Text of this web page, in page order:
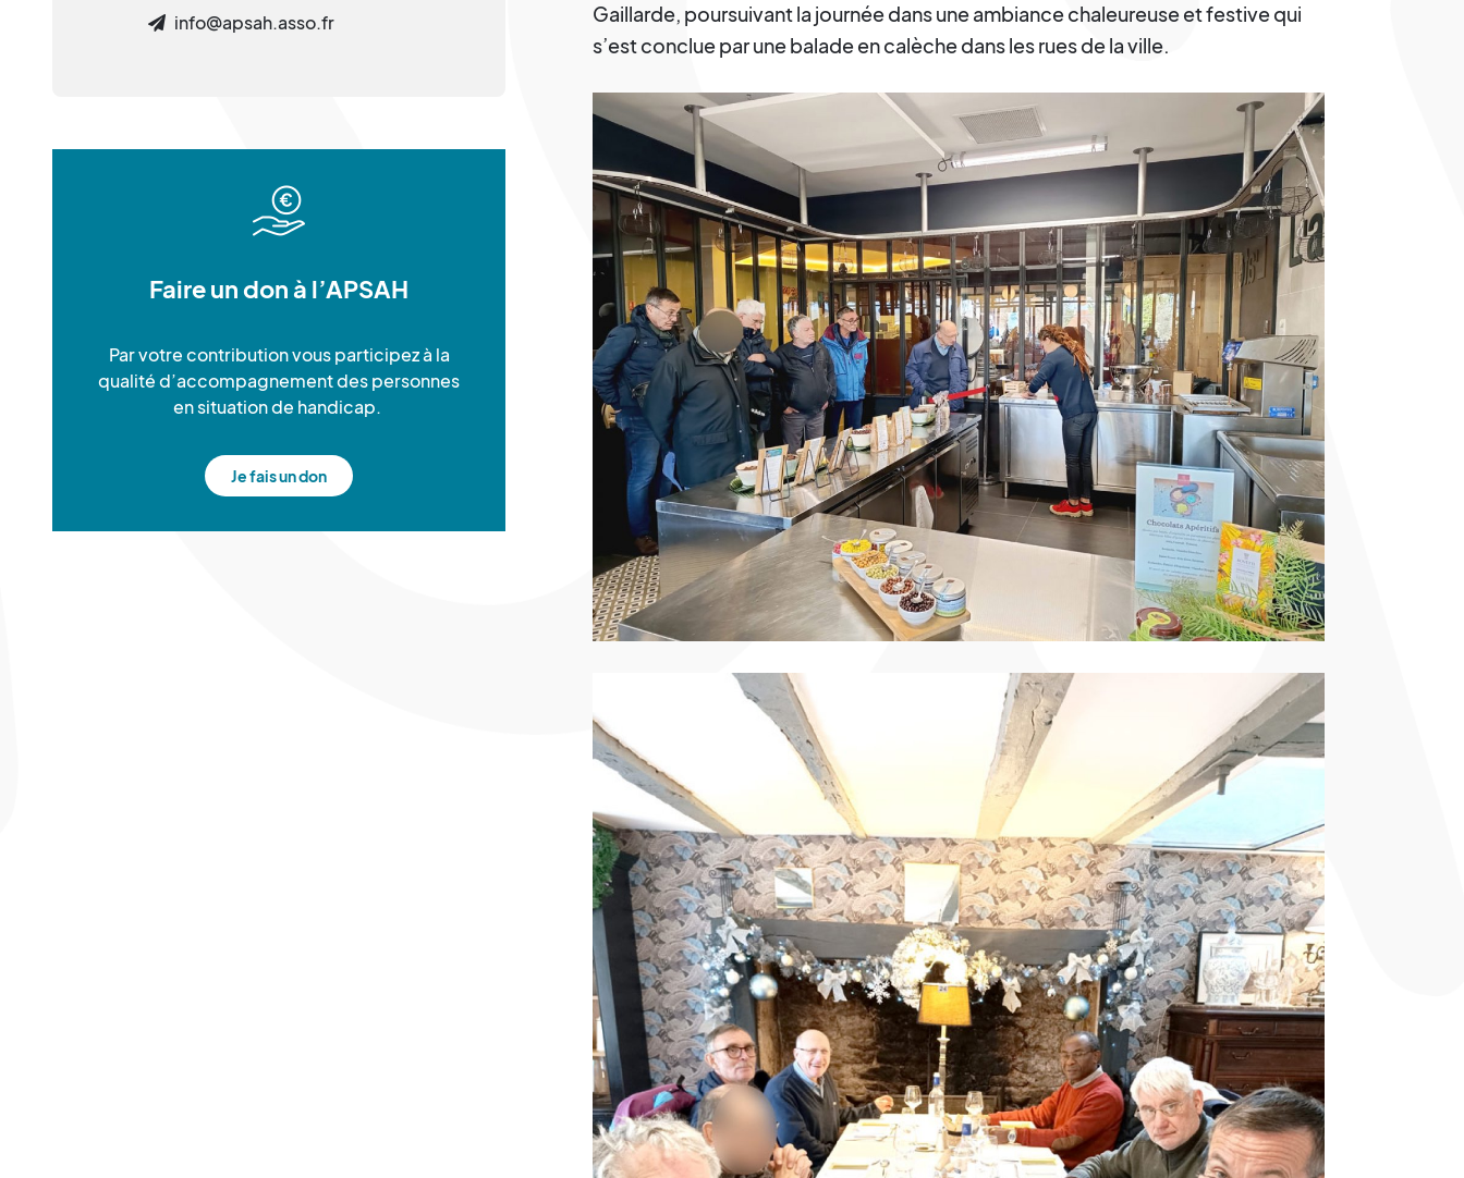
Gaillarde, poursuivant la journée dans une ambiance chaleureuse et festive qui
s’est conclue par une balade en calèche dans les rues de la ville.
info@apsah.asso.fr
Faire un don à l’APSAH
Par votre contribution vous participez à la
qualité d’accompagnement des personnes
en situation de handicap.
Je fais un don